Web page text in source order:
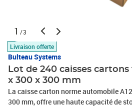
1 /3
Livraison offerte
Bulteau Systems
Lot de 240 caisses cartons
x 300 x 300 mm
La caisse carton norme automobile
300 mm, offre une haute capacité de